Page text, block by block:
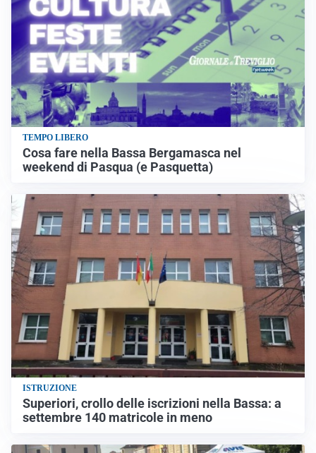
TEMPO LIBERO
Cosa fare nella Bassa Bergamasca nel
weekend di Pasqua (e Pasquetta)
ISTRUZIONE
Superiori, crollo delle iscrizioni nella Bassa: a
settembre 140 matricole in meno